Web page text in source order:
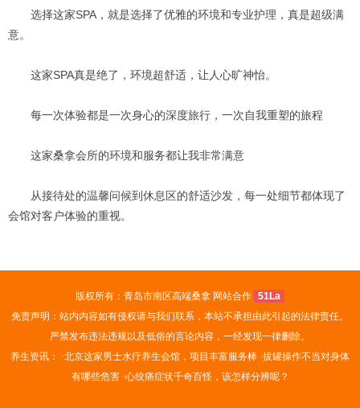
选择这家SPA，就是选择了优雅的环境和专业护理，真是超级满
意。
这家SPA真是绝了，环境超舒适，让人心旷神怡。
每一次体验都是一次身心的深度旅行，一次自我重塑的旅程
这家桑拿会所的环境和服务都让我非常满意
从接待处的温馨问候到休息区的舒适沙发，每一处细节都体现了
会馆对客户体验的重视。
版权所有：青岛市南区高端桑拿 网站合作 51La
免责声明：站内内容如有侵权请与我们联系，本站不承担由此引起的法律责任。
严禁发布违法违规以及低俗的言论内容，一经发现一律删除。
养生资讯： ·北京这家男士水疗养生会馆，项目丰富服务棒 ·拔罐操作不当对身体
有哪些危害·心绞痛症状千奇百怪，该怎样分辨呢？